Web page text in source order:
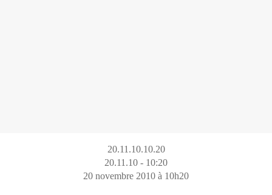
20.11.10.10.20
20.11.10 - 10:20
20 novembre 2010 à 10h20